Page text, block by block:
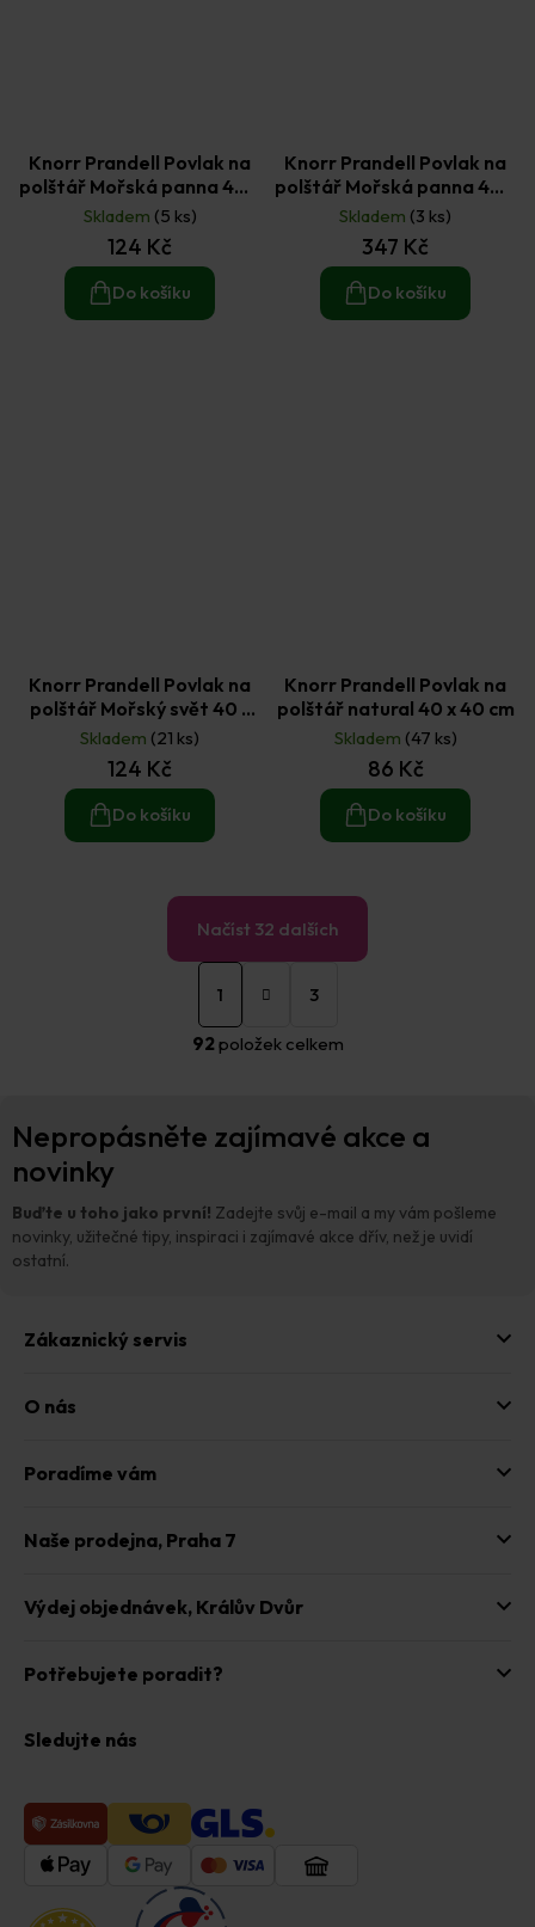
Knorr Prandell Povlak na
polštář Mořská panna 40 x
40 cm
Skladem (5 ks)
124 Kč
Do košíku
Knorr Prandell Povlak na
polštář Mořská panna 40 x
40 cm + sada fixů na textil
6 ks
Skladem (3 ks)
347 Kč
Do košíku
Knorr Prandell Povlak na
polštář Mořský svět 40 x
40 cm
Skladem (21 ks)
124 Kč
Do košíku
Knorr Prandell Povlak na
polštář natural 40 x 40 cm
Skladem (47 ks)
86 Kč
Do košíku
O
á
í
v
k
Načíst 32 dalších
S
t
n
á
n
1 3
92 položek celkem
Nepropásněte zajímavé akce a
novinky
Buďte u toho jako první! Zadejte svůj e-mail a my vám pošleme
novinky, užitečné tipy, inspiraci i zajímavé akce dřív, než je uvidí
ostatní.
Zákaznický servis
O nás
Poradíme vám
Naše prodejna, Praha 7
Výdej objednávek, Králův Dvůr
Potřebujete poradit?
Sledujte nás